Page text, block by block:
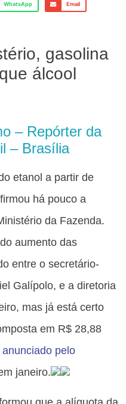
WhatsApp Email
gasolina
álcool
– Repórter da
– Brasília
etanol a partir de
há pouco a
da Fazenda.
aumento das
entre o secretário-
Galípolo, e a diretoria
mas já está certo
em R$ 28,88
pelo
janeiro.